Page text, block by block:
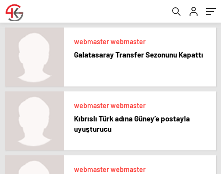
webmaster webmaster
Galatasaray Transfer Sezonunu Kapattı
webmaster webmaster
Kıbrıslı Türk adına Güney’e postayla
uyuşturucu
webmaster webmaster